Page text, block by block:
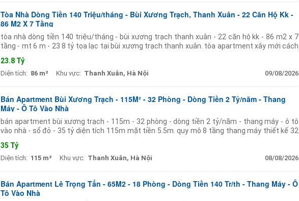
Tòa Nhà Dòng Tiền 140 Triệu/tháng - Bùi Xương Trạch, Thanh Xuân - 22 Căn Hộ Kk -
86 M2 X 7 Tầng
tòa nhà dòng tiền 140 triệu/tháng - bùi xương trạch thanh xuân - 22 căn hộ kk - 86 m2 x 7
tầng - mt 6 m - 23 8 tỷ tọa lạc tại bùi xương trạch thanh xuân. tòa apartment xây mới cách
23.8 Tỷ
Diện tích: 86 m² Khu vực: Thanh Xuân, Hà Nội 09/08/2026
Bán Apartment Bùi Xương Trạch - 115M² - 32 Phòng - Dòng Tiền 2 Tỷ/năm - Thang
Máy - Ô Tô Vào Nhà
bán apartment bùi xương trạch - 115m - 32 phòng - dòng tiền 2 tỷ/năm - thang máy - ô tô
vào nhà - sổ đỏ - 35 tỷ diện tích 115m mặt tiền 5.5m. quy mô 8 tầng thang máy thiết kế 32
35 Tỷ
Diện tích: 115 m² Khu vực: Thanh Xuân, Hà Nội 08/08/2026
Bán Apartment Lê Trọng Tấn - 65M2 - 18 Phòng - Dòng Tiền 140 Tr/th - Thang Máy - Ô
Tô Vào Nhà